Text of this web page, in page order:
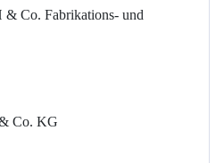
& Co. Fabrikations- und
Co. KG